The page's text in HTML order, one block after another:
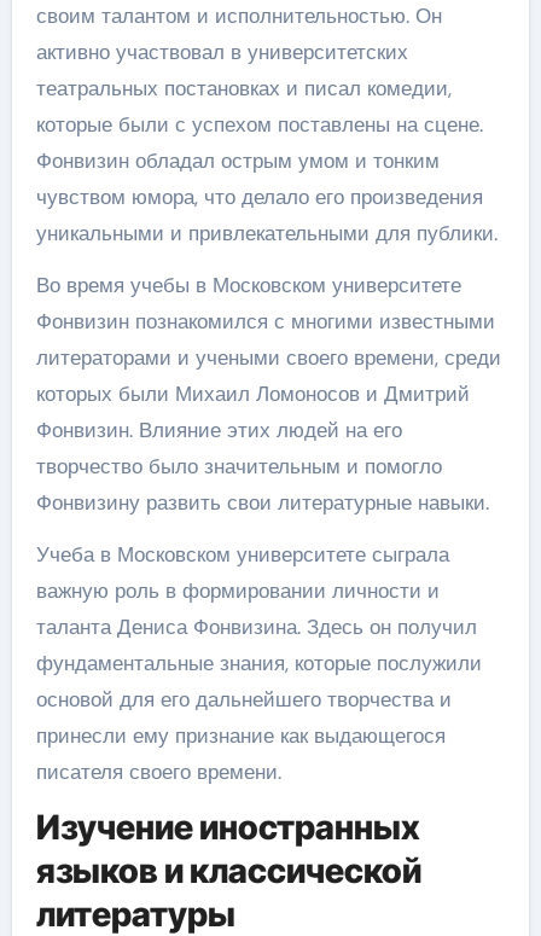
своим талантом и исполнительностью. Он
активно участвовал в университетских
театральных постановках и писал комедии,
которые были с успехом поставлены на сцене.
Фонвизин обладал острым умом и тонким
чувством юмора, что делало его произведения
уникальными и привлекательными для публики.
Во время учебы в Московском университете
Фонвизин познакомился с многими известными
литераторами и учеными своего времени, среди
которых были Михаил Ломоносов и Дмитрий
Фонвизин. Влияние этих людей на его
творчество было значительным и помогло
Фонвизину развить свои литературные навыки.
Учеба в Московском университете сыграла
важную роль в формировании личности и
таланта Дениса Фонвизина. Здесь он получил
фундаментальные знания, которые послужили
основой для его дальнейшего творчества и
принесли ему признание как выдающегося
писателя своего времени.
Изучение иностранных
языков и классической
литературы